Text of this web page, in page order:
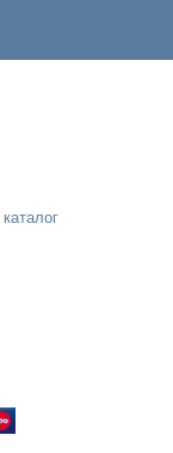
каталог